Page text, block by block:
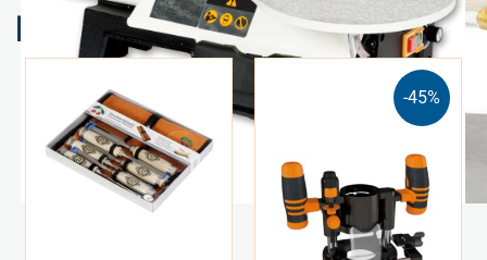
Relaterte produkter
-45%